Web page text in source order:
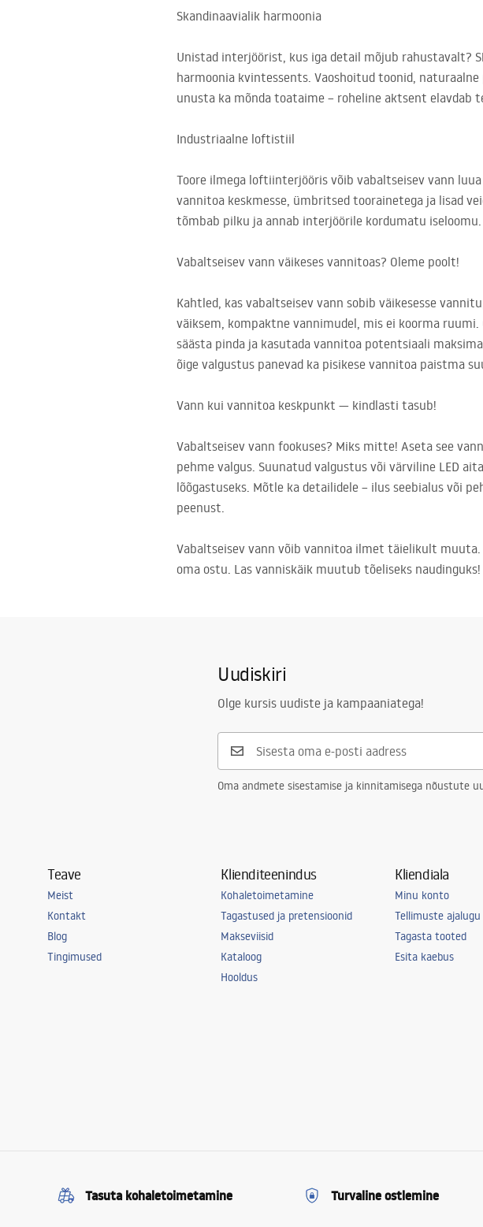
Skandinaavialik harmoonia
Unistad interjöörist, kus iga detail mõjub rahustavalt?
harmoonia kvintessents. Vaoshoitud toonid,
unusta ka mõnda toataime – roheline aktsent elavdab
Industriaalne loftistiil
Toore ilmega loftiinterjööris võib vabaltseisev vann
vannitoa keskmesse, ümbritsed toorainetega ja lisad
tõmbab pilku ja annab interjöörile kordumatu
Vabaltseisev vann väikeses vannitoas? Oleme poolt!
Kahtled, kas vabaltseisev vann sobib väikesesse
väiksem, kompaktne vannimudel, mis ei koorma
säästa pinda ja kasutada vannitoa potentsiaali
õige valgustus panevad ka pisikese vannitoa paistma
Vann kui vannitoa keskpunkt — kindlasti tasub!
Vabaltseisev vann fookuses? Miks mitte! Aseta see
pehme valgus. Suunatud valgustus või värviline LED
lõõgastuseks. Mõtle ka detailidele – ilus seebialus või
peenust.
Vabaltseisev vann võib vannitoa ilmet täielikult
oma ostu. Las vanniskäik muutub tõeliseks naudinguks!
Uudiskiri
Olge kursis uudiste ja kampaaniatega!
Oma andmete sisestamise ja kinnitamisega nõustute
Teave
Meist
Kontakt
Blog
Tingimused
Klienditeenindus
Kohaletoimetamine
Tagastused ja pretensioonid
Makseviisid
Kataloog
Hooldus
Kliendiala
Minu konto
Tellimuste ajalugu
Tagasta tooted
Esita kaebus
Tasuta kohaletoimetamine Turvaline ostlemine